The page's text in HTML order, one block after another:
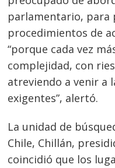
parlamentario, para
procedimientos de
“porque cada vez
complejidad, con
atreviendo a venir a
exigentes”, alertó.
La unidad de
Chile, Chillán,
coincidió que los